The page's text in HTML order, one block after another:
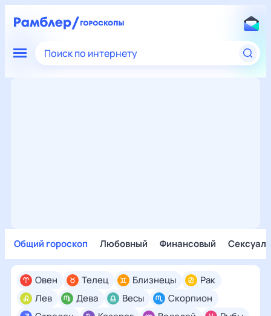
Поиск по интернету
Общий гороскоп Любовный Финансовый
Овен Телец Близнецы
Рак
Лев
Дева Весы
Скорпион